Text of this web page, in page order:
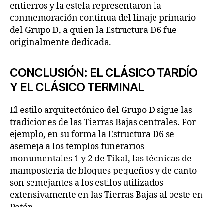
entierros y la estela representaron la
conmemoración continua del linaje primario
del Grupo D, a quien la Estructura D6 fue
originalmente dedicada.
CONCLUSIÓN: EL CLÁSICO TARDÍO
Y EL CLÁSICO TERMINAL
El estilo arquitectónico del Grupo D sigue las
tradiciones de las Tierras Bajas centrales. Por
ejemplo, en su forma la Estructura D6 se
asemeja a los templos funerarios
monumentales 1 y 2 de Tikal, las técnicas de
mampostería de bloques pequeños y de canto
son semejantes a los estilos utilizados
extensivamente en las Tierras Bajas al oeste en